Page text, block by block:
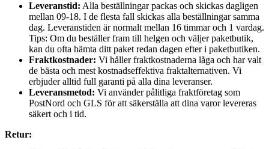
Leveranstid: Alla beställningar packas och skickas dagligen
mellan 09-18. I de flesta fall skickas alla beställningar samma
dag. Leveranstiden är normalt mellan 16 timmar och 1 vardag.
Tips: Om du beställer fram till helgen och väljer paketbutik,
kan du ofta hämta ditt paket redan dagen efter i paketbutiken.
Fraktkostnader: Vi håller fraktkostnaderna låga och har valt
de bästa och mest kostnadseffektiva fraktalternativen. Vi
erbjuder alltid full garanti på alla dina leveranser.
Leveransmetod: Vi använder pålitliga fraktföretag som
PostNord och GLS för att säkerställa att dina varor levereras
säkert och i tid.
Retur: